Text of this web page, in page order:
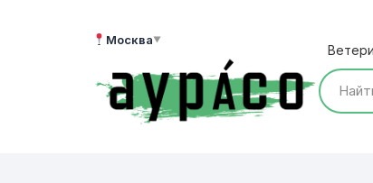
Москва▼